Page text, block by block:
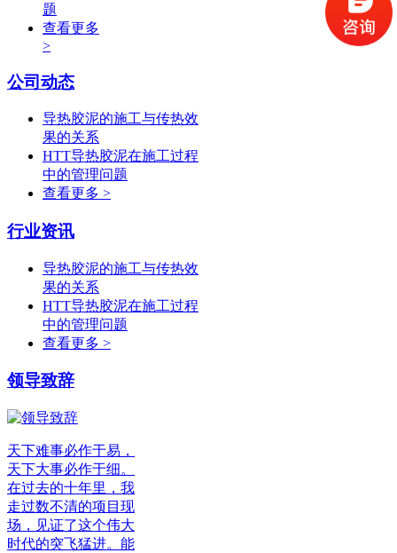
题
查看更多
>
公司动态
导热胶泥的施工与传热效
果的关系
HTT导热胶泥在施工过程
中的管理问题
查看更多 >
行业资讯
导热胶泥的施工与传热效
果的关系
HTT导热胶泥在施工过程
中的管理问题
查看更多 >
领导致辞
天下难事必作于易，
天下大事必作于细。
在过去的十年里，我
走过数不清的项目现
场，见证了这个伟大
时代的突飞猛进。能